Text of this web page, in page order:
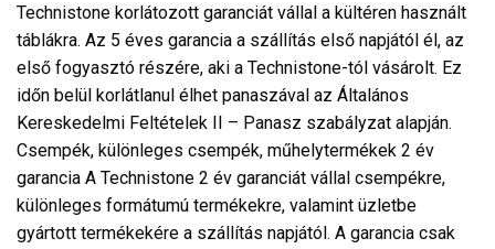
Technistone korlátozott garanciát vállal a kültéren használt
táblákra. Az 5 éves garancia a szállítás első napjától él, az
első fogyasztó részére, aki a Technistone-tól vásárolt. Ez
időn belül korlátlanul élhet panaszával az Általános
Kereskedelmi Feltételek II – Panasz szabályzat alapján.
Csempék, különleges csempék, műhelytermékek 2 év
garancia A Technistone 2 év garanciát vállal csempékre,
különleges formátumú termékekre, valamint üzletbe
gyártott termékekére a szállítás napjától. A garancia csak